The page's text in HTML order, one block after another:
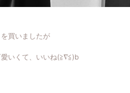
買いましたが
いくて、いいね(≧∇≦)b